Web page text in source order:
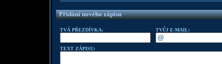
Přidání nového zápisu
TVÁ PŘEZDÍVKA: TVŮJ E-MAIL:
TEXT ZÁPISU: